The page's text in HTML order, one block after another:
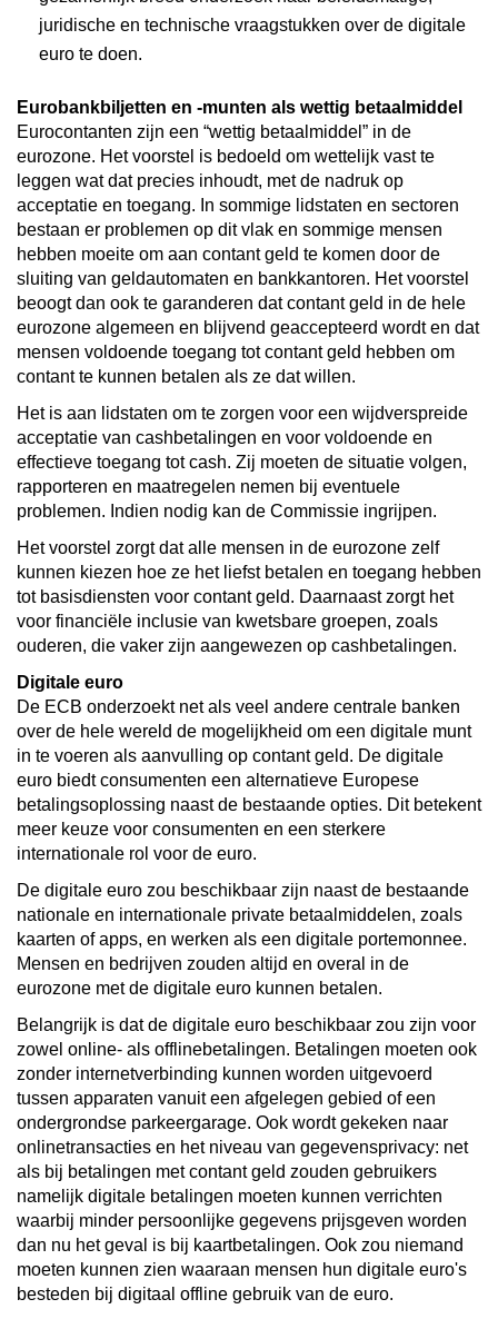
juridische en technische vraagstukken over de digitale
euro te doen.
Eurobankbiljetten en -munten als wettig betaalmiddel
Eurocontanten zijn een “wettig betaalmiddel” in de
eurozone. Het voorstel is bedoeld om wettelijk vast te
leggen wat dat precies inhoudt, met de nadruk op
acceptatie en toegang. In sommige lidstaten en sectoren
bestaan er problemen op dit vlak en sommige mensen
hebben moeite om aan contant geld te komen door de
sluiting van geldautomaten en bankkantoren. Het voorstel
beoogt dan ook te garanderen dat contant geld in de hele
eurozone algemeen en blijvend geaccepteerd wordt en dat
mensen voldoende toegang tot contant geld hebben om
contant te kunnen betalen als ze dat willen.
Het is aan lidstaten om te zorgen voor een wijdverspreide
acceptatie van cashbetalingen en voor voldoende en
effectieve toegang tot cash. Zij moeten de situatie volgen,
rapporteren en maatregelen nemen bij eventuele
problemen. Indien nodig kan de Commissie ingrijpen.
Het voorstel zorgt dat alle mensen in de eurozone zelf
kunnen kiezen hoe ze het liefst betalen en toegang hebben
tot basisdiensten voor contant geld. Daarnaast zorgt het
voor financiële inclusie van kwetsbare groepen, zoals
ouderen, die vaker zijn aangewezen op cashbetalingen.
Digitale euro
De ECB onderzoekt net als veel andere centrale banken
over de hele wereld de mogelijkheid om een digitale munt
in te voeren als aanvulling op contant geld. De digitale
euro biedt consumenten een alternatieve Europese
betalingsoplossing naast de bestaande opties. Dit betekent
meer keuze voor consumenten en een sterkere
internationale rol voor de euro.
De digitale euro zou beschikbaar zijn naast de bestaande
nationale en internationale private betaalmiddelen, zoals
kaarten of apps, en werken als een digitale portemonnee.
Mensen en bedrijven zouden altijd en overal in de
eurozone met de digitale euro kunnen betalen.
Belangrijk is dat de digitale euro beschikbaar zou zijn voor
zowel online- als offlinebetalingen. Betalingen moeten ook
zonder internetverbinding kunnen worden uitgevoerd
tussen apparaten vanuit een afgelegen gebied of een
ondergrondse parkeergarage. Ook wordt gekeken naar
onlinetransacties en het niveau van gegevensprivacy: net
als bij betalingen met contant geld zouden gebruikers
namelijk digitale betalingen moeten kunnen verrichten
waarbij minder persoonlijke gegevens prijsgeven worden
dan nu het geval is bij kaartbetalingen. Ook zou niemand
moeten kunnen zien waaraan mensen hun digitale euro's
besteden bij digitaal offline gebruik van de euro.